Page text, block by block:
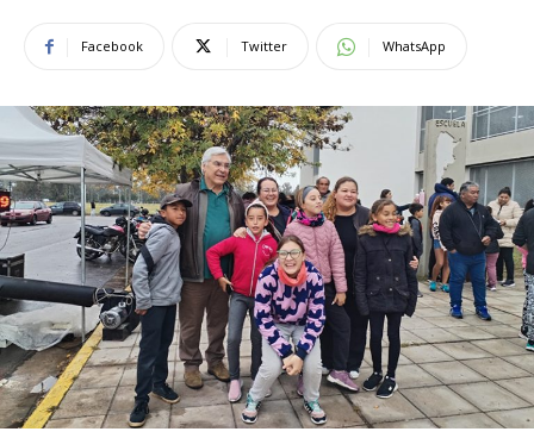
Facebook Twitter WhatsApp